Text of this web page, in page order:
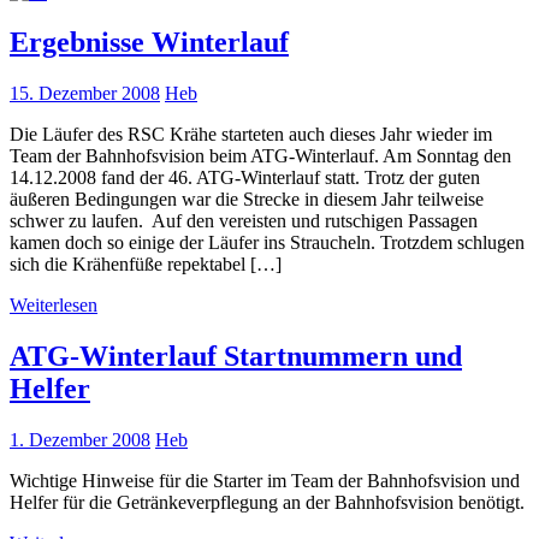
Ergebnisse Winterlauf
15. Dezember 2008 Heb
Die Läufer des RSC Krähe starteten auch dieses Jahr wieder im
Team der Bahnhofsvision beim ATG-Winterlauf. Am Sonntag den
14.12.2008 fand der 46. ATG-Winterlauf statt. Trotz der guten
äußeren Bedingungen war die Strecke in diesem Jahr teilweise
schwer zu laufen. Auf den vereisten und rutschigen Passagen
kamen doch so einige der Läufer ins Straucheln. Trotzdem schlugen
sich die Krähenfüße repektabel […]
Weiterlesen
ATG-Winterlauf Startnummern und
Helfer
1. Dezember 2008 Heb
Wichtige Hinweise für die Starter im Team der Bahnhofsvision und
Helfer für die Getränkeverpflegung an der Bahnhofsvision benötigt.